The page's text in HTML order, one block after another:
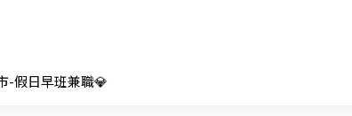
-假日早班兼職💎